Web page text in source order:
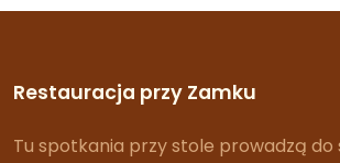
Restauracja przy Zamku
Tu spotkania przy stole prowadzą